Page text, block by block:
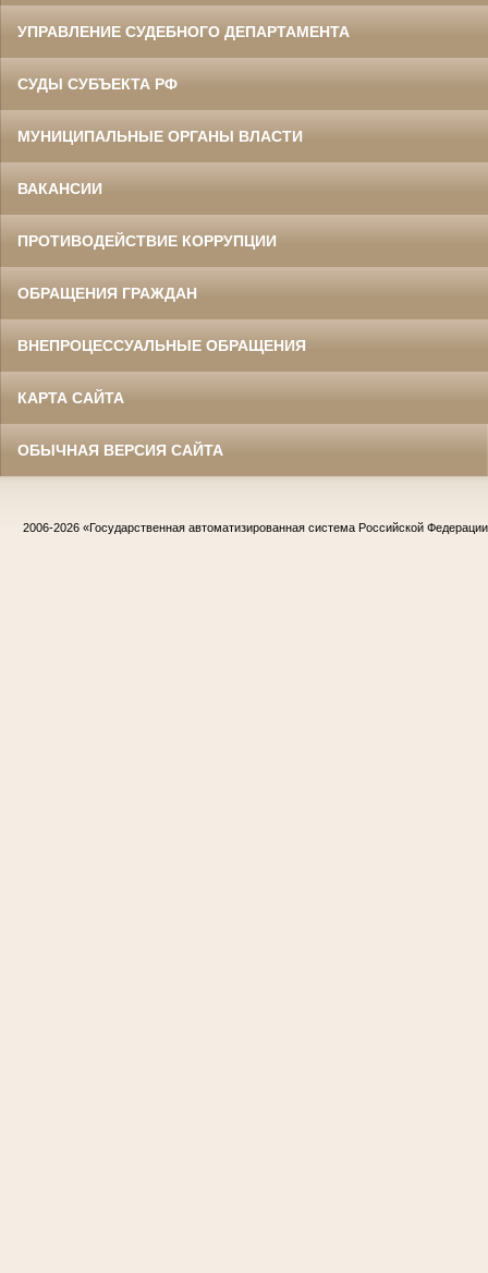
УПРАВЛЕНИЕ СУДЕБНОГО ДЕПАРТАМЕНТА
СУДЫ СУБЪЕКТА РФ
МУНИЦИПАЛЬНЫЕ ОРГАНЫ ВЛАСТИ
ВАКАНСИИ
ПРОТИВОДЕЙСТВИЕ КОРРУПЦИИ
ОБРАЩЕНИЯ ГРАЖДАН
ВНЕПРОЦЕССУАЛЬНЫЕ ОБРАЩЕНИЯ
КАРТА САЙТА
ОБЫЧНАЯ ВЕРСИЯ САЙТА
2006-2026 «Государственная автоматизированная система Российской